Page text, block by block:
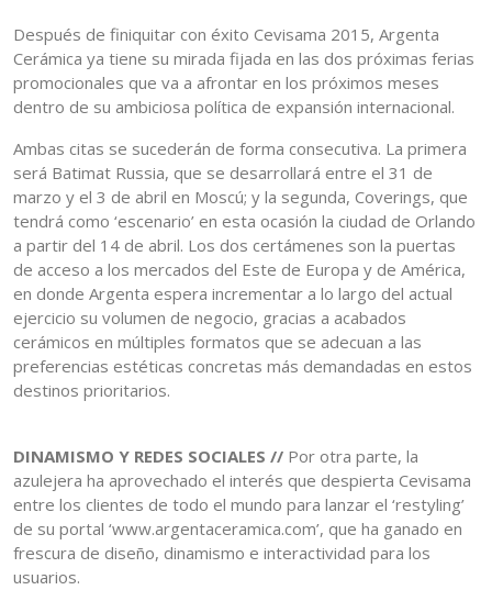
Después de finiquitar con éxito Cevisama 2015, Argenta
Cerámica ya tiene su mirada fijada en las dos próximas ferias
promocionales que va a afrontar en los próximos meses
dentro de su ambiciosa política de expansión internacional.
Ambas citas se sucederán de forma consecutiva. La primera
será Batimat Russia, que se desarrollará entre el 31 de
marzo y el 3 de abril en Moscú; y la segunda, Coverings, que
tendrá como ‘escenario’ en esta ocasión la ciudad de Orlando
a partir del 14 de abril. Los dos certámenes son la puertas
de acceso a los mercados del Este de Europa y de América,
en donde Argenta espera incrementar a lo largo del actual
ejercicio su volumen de negocio, gracias a acabados
cerámicos en múltiples formatos que se adecuan a las
preferencias estéticas concretas más demandadas en estos
destinos prioritarios.
DINAMISMO Y REDES SOCIALES // Por otra parte, la
azulejera ha aprovechado el interés que despierta Cevisama
entre los clientes de todo el mundo para lanzar el ‘restyling’
de su portal ‘www.argentaceramica.com’, que ha ganado en
frescura de diseño, dinamismo e interactividad para los
usuarios.